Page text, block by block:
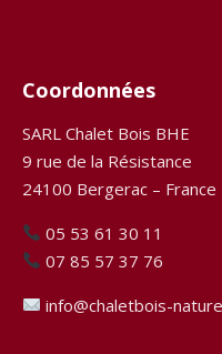
Coordonnées
SARL Chalet Bois BHE
9 rue de la Résistance
24100 Bergerac – France
05 53 61 30 11
07 85 57 37 76
info@chaletbois-